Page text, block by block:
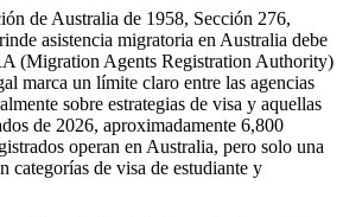
de Australia de 1958, Sección 276,
asistencia migratoria en Australia debe
(Migration Agents Registration Authority)
marca un límite claro entre las agencias
sobre estrategias de visa y aquellas
de 2026, aproximadamente 6,800
operan en Australia, pero solo una
categorías de visa de estudiante y